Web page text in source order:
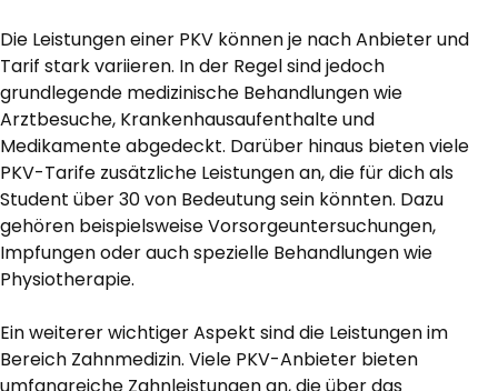
Die Leistungen einer PKV können je nach Anbieter und
Tarif stark variieren. In der Regel sind jedoch
grundlegende medizinische Behandlungen wie
Arztbesuche, Krankenhausaufenthalte und
Medikamente abgedeckt. Darüber hinaus bieten viele
PKV-Tarife zusätzliche Leistungen an, die für dich als
Student über 30 von Bedeutung sein könnten. Dazu
gehören beispielsweise Vorsorgeuntersuchungen,
Impfungen oder auch spezielle Behandlungen wie
Physiotherapie.
Ein weiterer wichtiger Aspekt sind die Leistungen im
Bereich Zahnmedizin. Viele PKV-Anbieter bieten